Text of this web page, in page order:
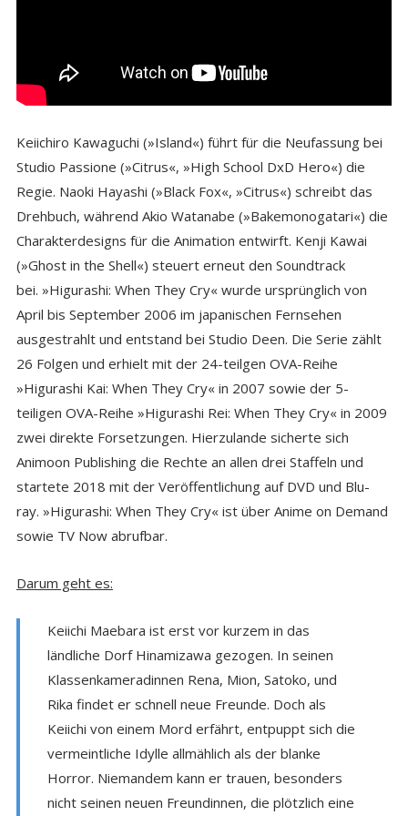
Keiichiro Kawaguchi (»Island«) führt für die Neufassung bei
Studio Passione (»Citrus«, »High School DxD Hero«) die
Regie. Naoki Hayashi (»Black Fox«, »Citrus«) schreibt das
Drehbuch, während Akio Watanabe (»Bakemonogatari«) die
Charakterdesigns für die Animation entwirft. Kenji Kawai
(»Ghost in the Shell«) steuert erneut den Soundtrack
bei. »Higurashi: When They Cry« wurde ursprünglich von
April bis September 2006 im japanischen Fernsehen
ausgestrahlt und entstand bei Studio Deen. Die Serie zählt
26 Folgen und erhielt mit der 24-teilgen OVA-Reihe
»Higurashi Kai: When They Cry« in 2007 sowie der 5-
teiligen OVA-Reihe »Higurashi Rei: When They Cry« in 2009
zwei direkte Forsetzungen. Hierzulande sicherte sich
Animoon Publishing die Rechte an allen drei Staffeln und
startete 2018 mit der Veröffentlichung auf DVD und Blu-
ray. »Higurashi: When They Cry« ist über Anime on Demand
sowie TV Now abrufbar.
Darum geht es:
Keiichi Maebara ist erst vor kurzem in das
ländliche Dorf Hinamizawa gezogen. In seinen
Klassenkameradinnen Rena, Mion, Satoko, und
Rika findet er schnell neue Freunde. Doch als
Keiichi von einem Mord erfährt, entpuppt sich die
vermeintliche Idylle allmählich als der blanke
Horror. Niemandem kann er trauen, besonders
nicht seinen neuen Freundinnen, die plötzlich eine